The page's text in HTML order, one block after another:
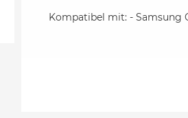
Kompatibel mit: - Samsung